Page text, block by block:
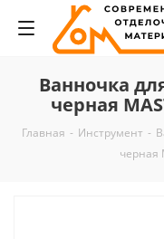
Ванночка
черная
Главная - Инструмент -
черная